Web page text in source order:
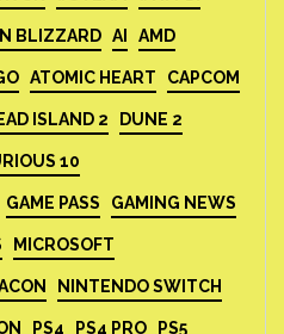
BLIZZARD AI AMD
ATOMIC HEART CAPCOM
ISLAND 2 DUNE 2
10
GAME PASS GAMING NEWS
MICROSOFT
NINTENDO SWITCH
PS4 PS4 PRO PS5